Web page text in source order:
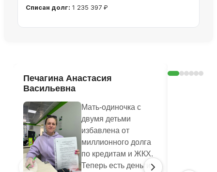
Списан долг: 1 235 397 ₽
Печагина Анастасия
Васильевна
Мать-одиночка с
двумя детьми
избавлена от
миллионного долга
по кредитам и ЖКХ.
Теперь есть деньги
Галина